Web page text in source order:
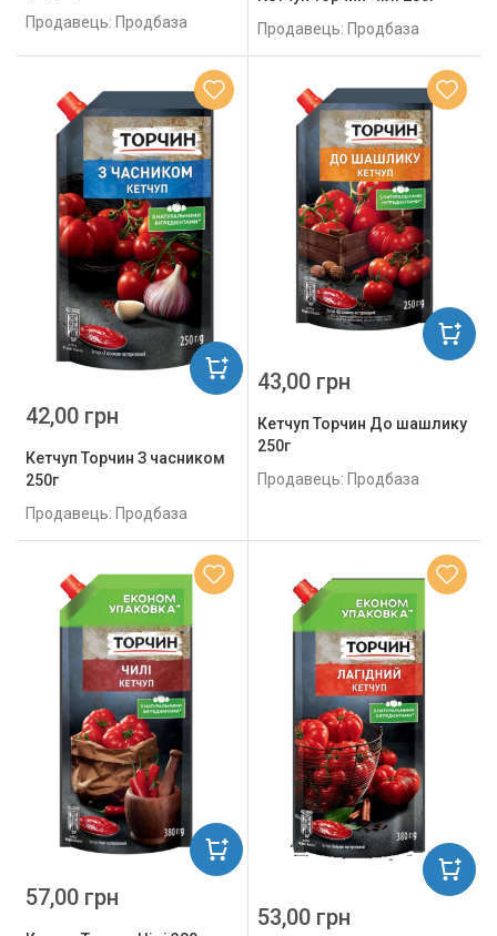
Продавець: Продбаза
Продавець: Продбаза
Кетчуп Торчин З часником
250г
Продавець: Продбаза
42,00 грн
Кетчуп Торчин До шашлику
250г
Продавець: Продбаза
43,00 грн
57,00 грн
53,00 грн